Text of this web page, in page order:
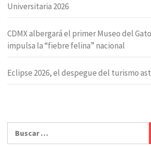
Universitaria 2026
CDMX albergará el primer Museo del
impulsa la “fiebre felina” nacional
Eclipse 2026, el despegue del turismo